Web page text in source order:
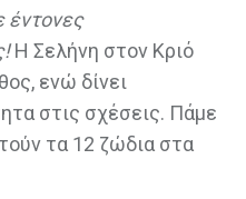
έντονες
Η Σελήνη στον Κριό
ενώ δίνει
στις σχέσεις. Πάμε
τα 12 ζώδια στα